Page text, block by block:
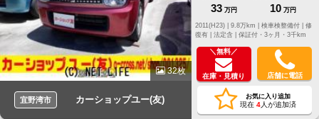
32枚
宜野湾市 カーショップユー(友)
33 万円 10 万円
修
復有 | 法定含 | 保証付・3ヶ月・3千km
＼無料／
在庫・見積り 店舗に電話
お気に入り追加
現在 4人が追加済